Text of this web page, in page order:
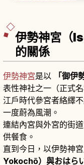
伊勢神宮（
的關係
伊勢神宮是以 「御伊
表性神社之一（正式
江戶時代參宮者絡繹不
一度蔚為風潮。
連結內宮與外宮的街
供餐食。
直到今日，以伊勢神
Yokochō）與おはら